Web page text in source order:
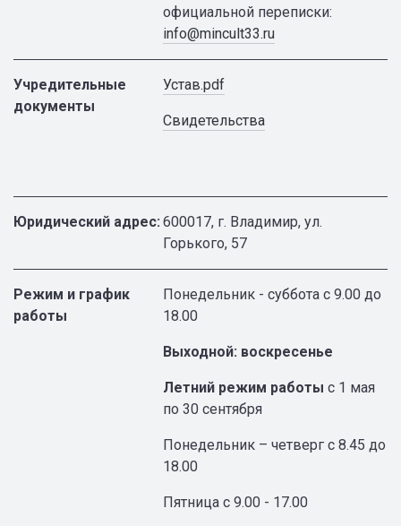
официальной переписки:
info@mincult33.ru
Учредительные
документы
Устав.pdf
Свидетельства
Юридический адрес: 600017, г. Владимир, ул.
Горького, 57
Режим и график
работы
Понедельник - суббота с 9.00 до
18.00
Выходной: воскресенье
Летний режим работы с 1 мая
по 30 сентября
Понедельник – четверг с 8.45 до
18.00
Пятница с 9.00 - 17.00